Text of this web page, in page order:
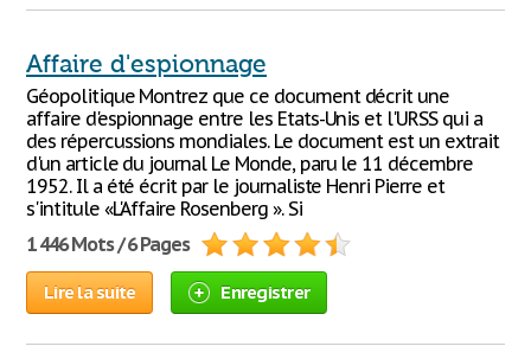
Affaire d'espionnage
Géopolitique Montrez que ce document décrit une
affaire d'espionnage entre les Etats-Unis et l'URSS qui a
des répercussions mondiales. Le document est un extrait
d'un article du journal Le Monde, paru le 11 décembre
1952. Il a été écrit par le journaliste Henri Pierre et
s'intitule «L'Affaire Rosenberg ». Si
1 446 Mots / 6 Pages
Lire la suite Enregistrer